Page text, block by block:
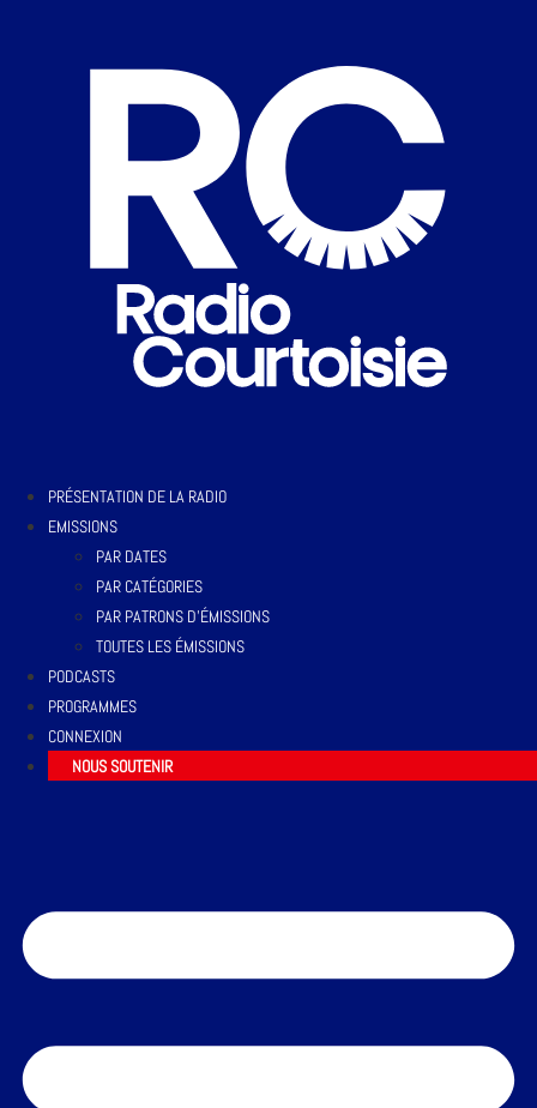
PRÉSENTATION DE LA RADIO
EMISSIONS
PAR DATES
PAR CATÉGORIES
PAR PATRONS D’ÉMISSIONS
TOUTES LES ÉMISSIONS
PODCASTS
PROGRAMMES
CONNEXION
NOUS SOUTENIR